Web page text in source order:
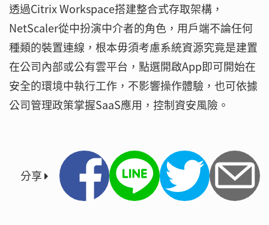
透過Citrix Workspace搭建整合式存取架構，
NetScaler從中扮演中介者的角色，用戶端不論任何
種類的裝置連線，根本毋須考慮系統資源究竟是建置
在公司內部或公有雲平台，點選開啟App即可開始在
安全的環境中執行工作，不影響操作體驗，也可依據
公司管理政策掌握SaaS應用，控制資安風險。
分享